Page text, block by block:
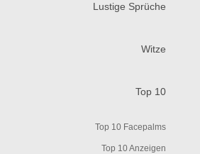
Lustige Sprüche
Witze
Top 10
Top 10 Facepalms
Top 10 Anzeigen